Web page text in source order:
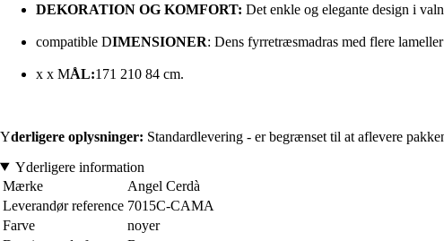
DEKORATION OG KOMFORT: Det enkle og elegante design i
compatible DIMENSIONER: Dens fyrretræsmadras med flere
x x MÅL:171 210 84 cm.
Yderligere oplysninger: Standardlevering - er begrænset til at aflevere
Yderligere information
Mærke
Angel Cerdà
Leverandør reference 7015C-CAMA
Farve
noyer